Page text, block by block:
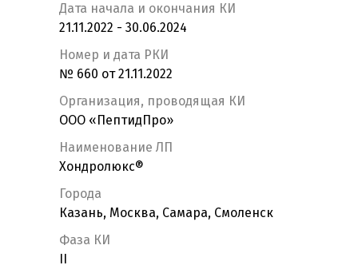
Дата начала и окончания КИ
21.11.2022 - 30.06.2024
Номер и дата РКИ
№ 660 от 21.11.2022
Организация, проводящая КИ
ООО «ПептидПро»
Наименование ЛП
Хондролюкс®
Города
Казань, Москва, Самара, Смоленск
Фаза КИ